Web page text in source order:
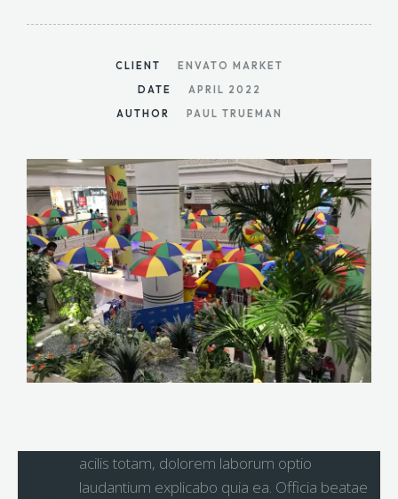
CLIENT
ENVATO MARKET
DATE
APRIL 2022
AUTHOR
PAUL TRUEMAN
acilis totam, dolorem laborum optio
laudantium explicabo quia ea. Officia beatae